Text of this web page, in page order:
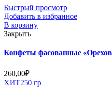
Быстрый просмотр
Добавить в избранное
В корзину
Закрыть
Конфеты фасованные
260,00₽
ХИТ250 гр